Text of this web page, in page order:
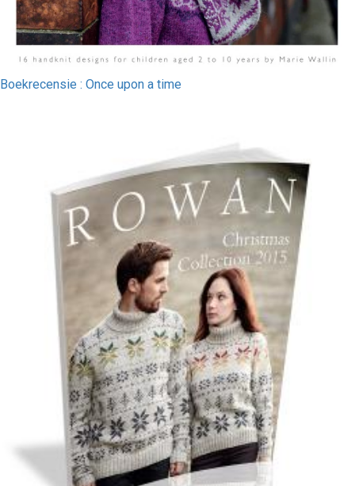
Boekrecensie : Once upon a time